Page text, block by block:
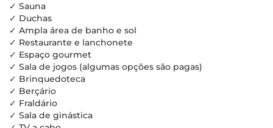
✓ Sauna
✓ Duchas
✓ Ampla área de banho e sol
✓ Restaurante e lanchonete
✓ Espaço gourmet
✓ Sala de jogos (algumas opções são pagas)
✓ Brinquedoteca
✓ Berçário
✓ Fraldário
✓ Sala de ginástica